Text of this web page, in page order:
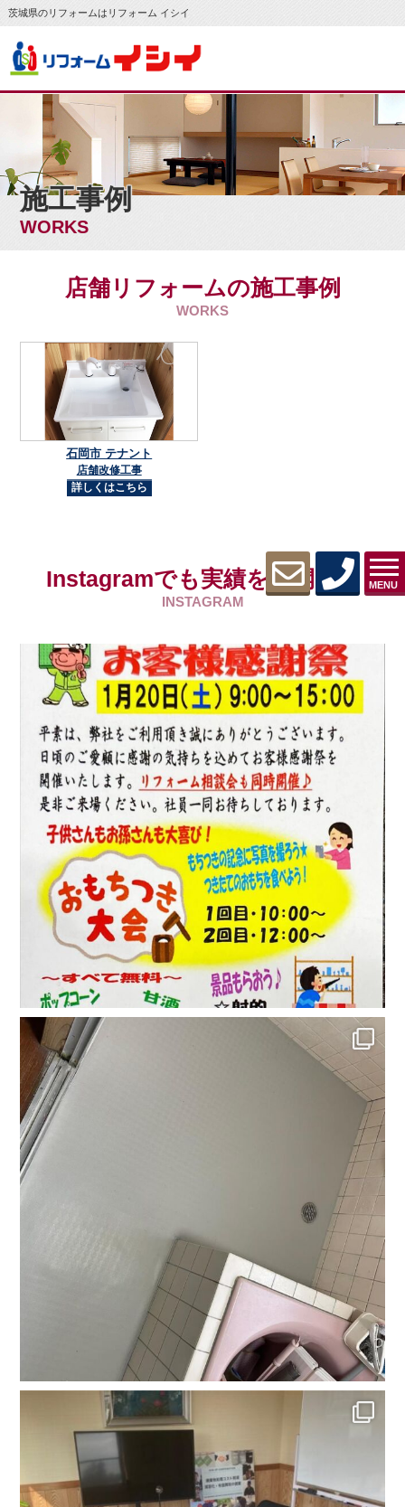
茨城県のリフォームはリフォーム イシイ
MENU
施工事例
WORKS
店舗リフォームの施工事例
WORKS
石岡市 テナント
店舗改修工事
詳しくはこちら
Instagramでも実績を公開中！
INSTAGRAM